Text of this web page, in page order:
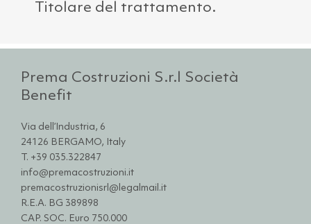
Titolare del trattamento.
Prema Costruzioni S.r.l Società
Benefit
Via dell’Industria, 6
24126 BERGAMO, Italy
T. +39 035.322847
info@premacostruzioni.it
premacostruzionisrl@legalmail.it
R.E.A. BG 389898
CAP. SOC. Euro 750.000